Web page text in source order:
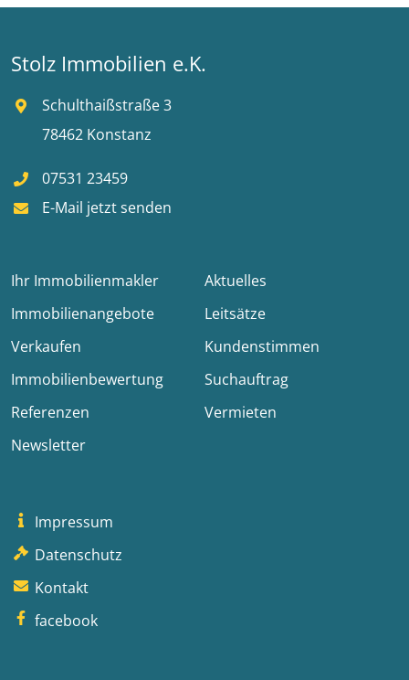
Stolz Immobilien e.K.
Schulthaißstraße 3
78462 Konstanz
07531 23459
E-Mail jetzt senden
Ihr Immobilienmakler
Aktuelles
Immobilienangebote
Leitsätze
Verkaufen
Kundenstimmen
Immobilienbewertung
Suchauftrag
Referenzen
Vermieten
Newsletter
Impressum
Datenschutz
Kontakt
facebook